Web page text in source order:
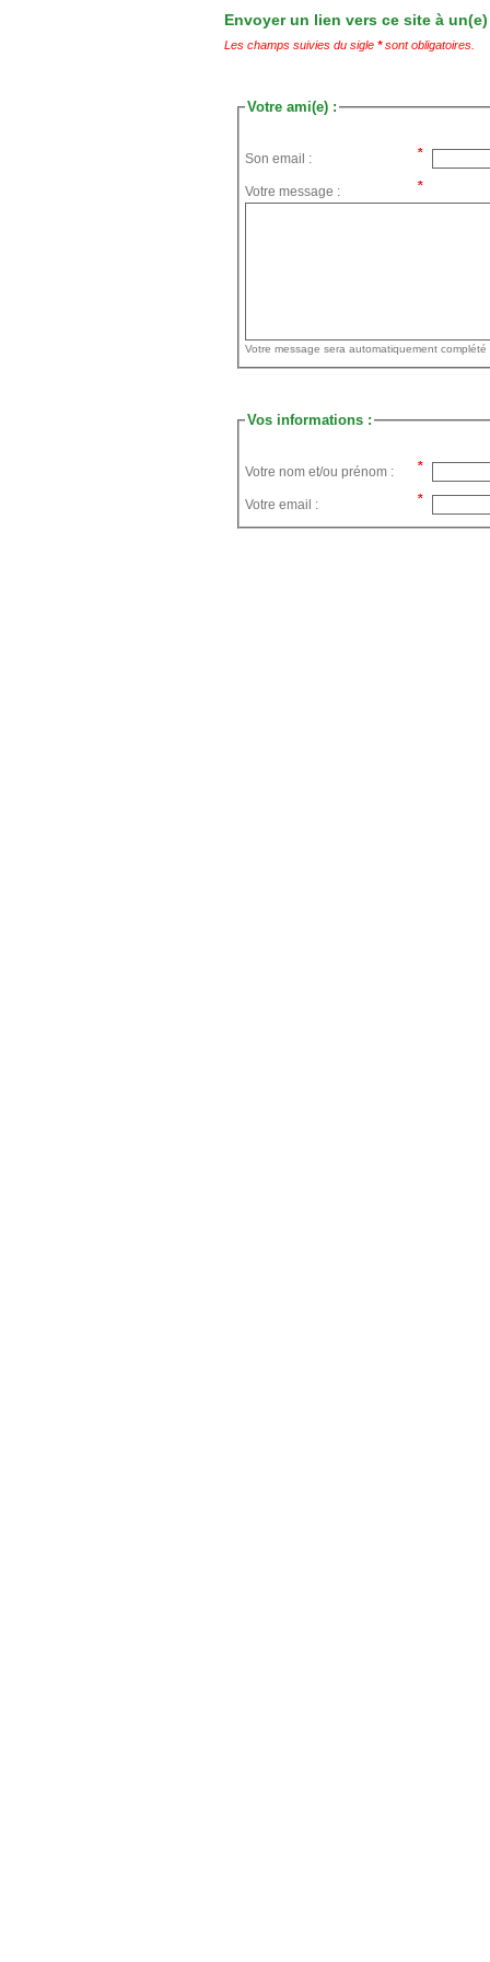
Envoyer un lien vers ce site à
Les champs suivies du sigle *sont obligatoires.
Votre ami(e) :
Son email :
Votre message :
Vos informations :
Votre nom et/ou prénom :
Votre email :